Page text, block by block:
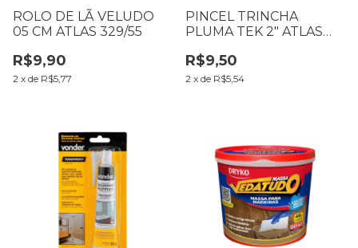
ROLO DE LÃ VELUDO
05 CM ATLAS 329/55
R$9,90
2 x de R$5,77
PINCEL TRINCHA
PLUMA TEK 2" ATLAS
R$9,50
2 x de R$5,54